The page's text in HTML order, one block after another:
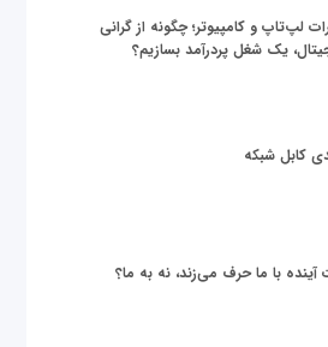
لپ‌تاپ و کامپیوتر؛ چگونه از گرانی
یک شغل پردرآمد بسازیم؟
کابل شبکه
آینده با ما حرف می‌زند، نه به ما؟